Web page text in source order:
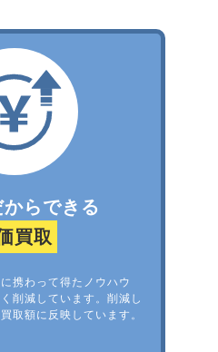
らできる
買取
携わって得たノウハウ
削減しています。削減し
取額に反映しています。